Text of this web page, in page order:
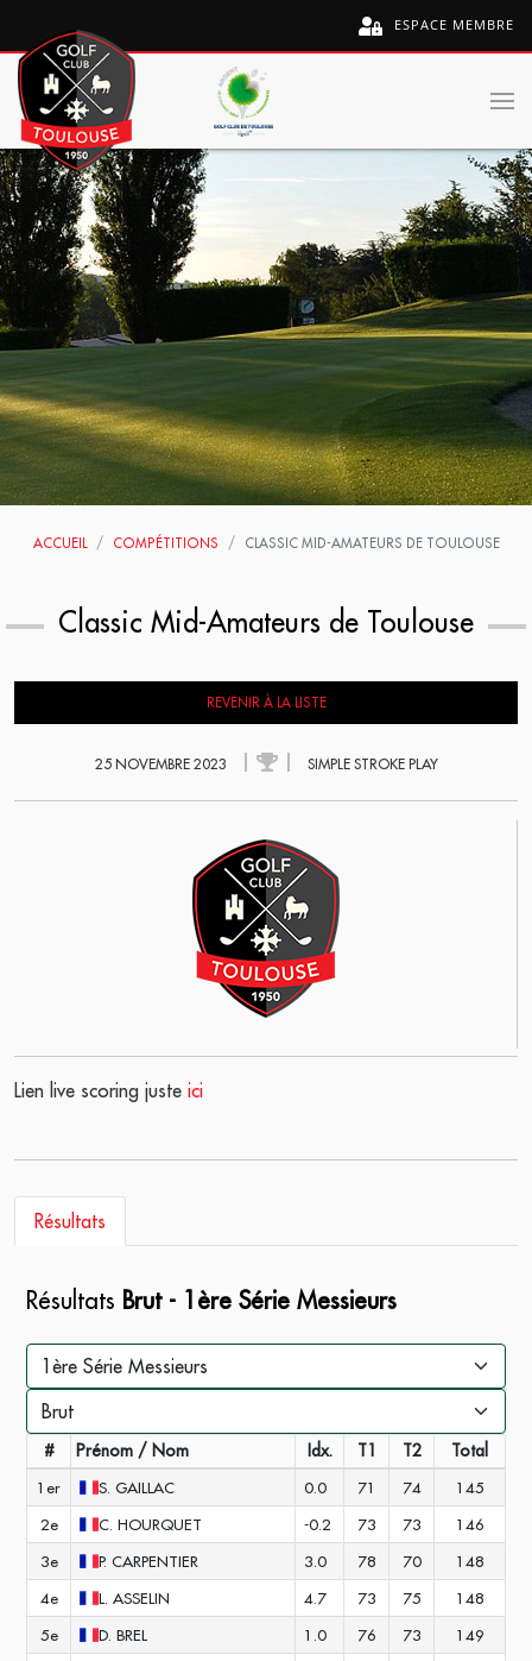
ESPACE MEMBRE
ACCUEIL COMPÉTITIONS CLASSIC MID-AMATEURS DE TOULOUSE
Classic Mid-Amateurs de Toulouse
REVENIR À LA LISTE
25 NOVEMBRE 2023 SIMPLE STROKE PLAY
Lien live scoring juste ici
Résultats
Résultats Brut - 1ère Série Messieurs
# Prénom / Nom Idx. T1 T2 Total
1er S. GAILLAC 0.0 71 74
145
2e
C. HOURQUET -0.2 73 73
146
3e
P. CARPENTIER 3.0 78 70
148
4e
L. ASSELIN 4.7 73 75
148
5e
D. BREL 1.0 76 73
149